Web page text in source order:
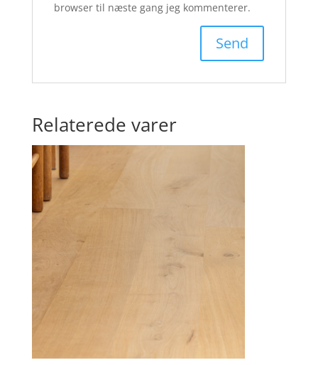
browser til næste gang jeg kommenterer.
Relaterede varer